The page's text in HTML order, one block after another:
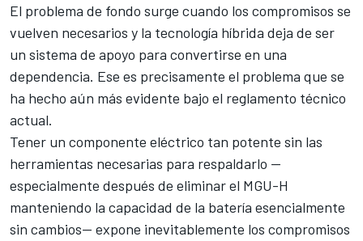
El problema de fondo surge cuando los compromisos se
vuelven necesarios y la tecnología híbrida deja de ser
un sistema de apoyo para convertirse en una
dependencia. Ese es precisamente el problema que se
ha hecho aún más evidente bajo el reglamento técnico
actual.
Tener un componente eléctrico tan potente sin las
herramientas necesarias para respaldarlo —
especialmente después de eliminar el MGU-H
manteniendo la capacidad de la batería esencialmente
sin cambios— expone inevitablemente los compromisos